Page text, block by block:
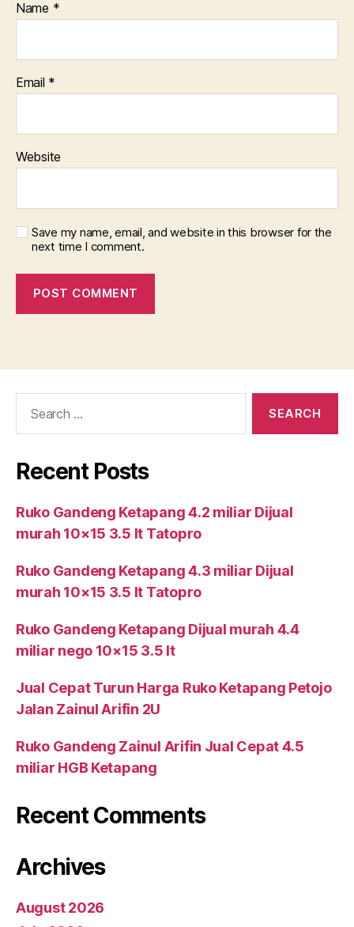
Name *
Email *
Website
Save my name, email, and website in this browser for the
next time I comment.
Recent Posts
Ruko Gandeng Ketapang 4.2 miliar Dijual
murah 10×15 3.5 lt Tatopro
Ruko Gandeng Ketapang 4.3 miliar Dijual
murah 10×15 3.5 lt Tatopro
Ruko Gandeng Ketapang Dijual murah 4.4
miliar nego 10×15 3.5 lt
Jual Cepat Turun Harga Ruko Ketapang Petojo
Jalan Zainul Arifin 2U
Ruko Gandeng Zainul Arifin Jual Cepat 4.5
miliar HGB Ketapang
Recent Comments
Archives
August 2026